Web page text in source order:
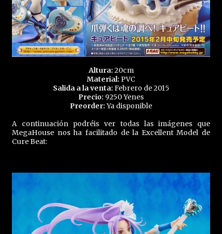
Altura: 20cm
Material: PVC
Salida a la venta: Febrero de 2015
Precio: 9250 Yenes
Preorder: Ya disponible
A continuación podréis ver todas las imágenes que
MegaHouse nos ha facilitado de la Excellent Model de
Cure Beat: